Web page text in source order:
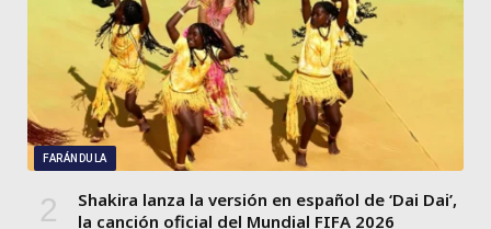
FARÁNDULA
Shakira lanza la versión en español de ‘Dai Dai’,
la canción oficial del Mundial FIFA 2026